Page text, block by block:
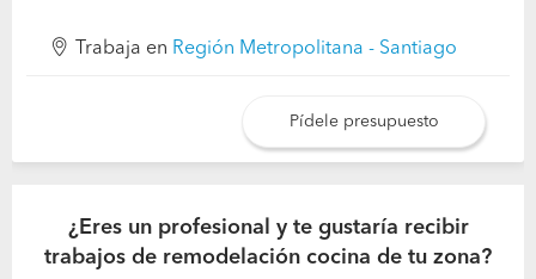
Trabaja en Región Metropolitana - Santiago
Pídele presupuesto
¿Eres un profesional y te gustaría recibir
trabajos de remodelación cocina de tu zona?